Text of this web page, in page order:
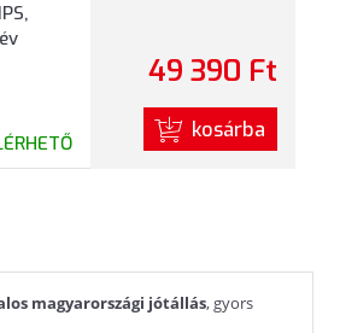
49 390 Ft
kosárba
magyarországi jótállás, gyors